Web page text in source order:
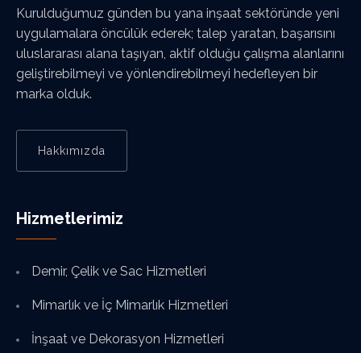
Kurulduğumuz günden bu yana inşaat sektöründe yeni
uygulamalara öncülük ederek; talep yaratan, başarısını
uluslararası alana taşıyan, aktif olduğu çalışma alanlarını
geliştirebilmeyi ve yönlendirebilmeyi hedefleyen bir
marka olduk.
Hakkımızda
Hizmetlerimiz
Demir, Çelik ve Sac Hizmetleri
Mimarlık ve İç Mimarlık Hizmetleri
İnşaat ve Dekorasyon Hizmetleri